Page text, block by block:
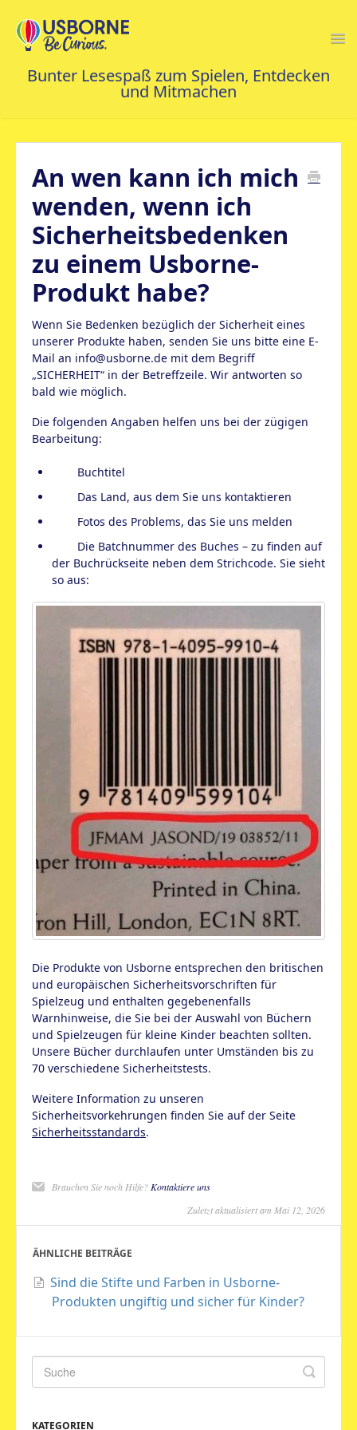
KONTAKT
An wen kann ich mich
wenden, wenn ich
Sicherheitsbedenken
zu einem Usborne-
Produkt habe?
Wenn Sie Bedenken bezüglich der Sicherheit eines
unserer Produkte haben, senden Sie uns bitte eine E-
Mail an info@usborne.de mit dem Begriff
„SICHERHEIT“ in der Betreffzeile. Wir antworten so
bald wie möglich.
Die folgenden Angaben helfen uns bei der zügigen
Bearbeitung:
Buchtitel
Das Land, aus dem Sie uns kontaktieren
Fotos des Problems, das Sie uns melden
Die Batchnummer des Buches – zu finden auf
der Buchrückseite neben dem Strichcode. Sie sieht
so aus:
Die Produkte von Usborne entsprechen den britischen
und europäischen Sicherheitsvorschriften für
Spielzeug und enthalten gegebenenfalls
Warnhinweise, die Sie bei der Auswahl von Büchern
und Spielzeugen für kleine Kinder beachten sollten.
Unsere Bücher durchlaufen unter Umständen bis zu
70 verschiedene Sicherheitstests.
Weitere Information zu unseren
Sicherheitsvorkehrungen finden Sie auf der Seite
Sicherheitsstandards.
Brauchen Sie noch Hilfe?Kontaktiere uns
Zuletzt aktualisiert am Mai 12, 2026
ÄHNLICHE BEITRÄGE
Sind die Stifte und Farben in Usborne-
Produkten ungiftig und sicher für Kinder?
KATEGORIEN